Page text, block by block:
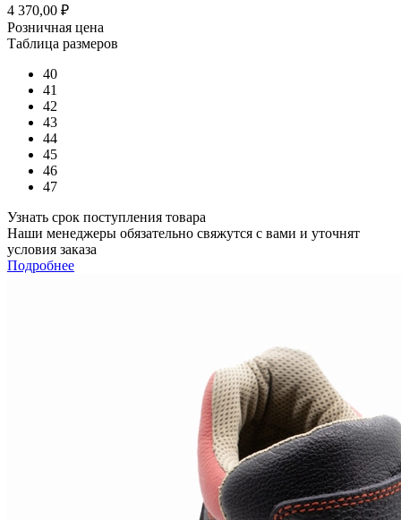
4 370,00 ₽
Розничная цена
Таблица размеров
40
41
42
43
44
45
46
47
Узнать срок поступления товара
Наши менеджеры обязательно свяжутся с вами и уточнят
условия заказа
Подробнее